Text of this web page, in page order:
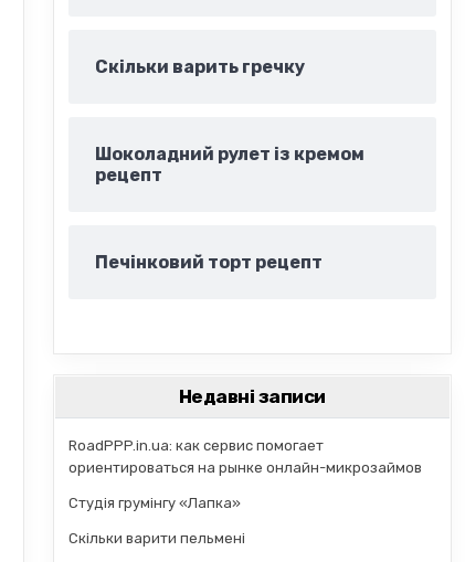
Скільки варить гречку
Шоколадний рулет із кремом
рецепт
Печінковий торт рецепт
Недавні записи
RoadPPP.in.ua: как сервис помогает
ориентироваться на рынке онлайн-микрозаймов
Студія грумінгу «Лапка»
Скільки варити пельмені